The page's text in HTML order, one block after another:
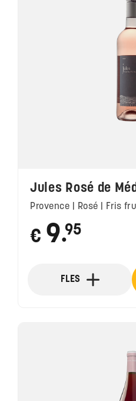
Jules Rosé de
Provence | Rosé | Fris
€ 9●
95
FLES